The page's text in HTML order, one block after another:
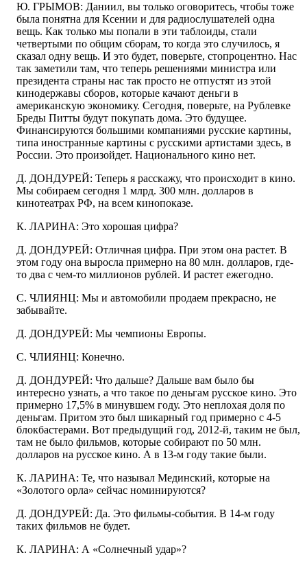
Ю. ГРЫМОВ: Даниил, вы только оговоритесь, чтобы тоже
была понятна для Ксении и для радиослушателей одна
вещь. Как только мы попали в эти таблоиды, стали
четвертыми по общим сборам, то когда это случилось, я
сказал одну вещь. И это будет, поверьте, стопроцентно. Нас
так заметили там, что теперь решениями министра или
президента страны нас так просто не отпустят из этой
кинодержавы сборов, которые качают деньги в
американскую экономику. Сегодня, поверьте, на Рублевке
Бреды Питты будут покупать дома. Это будущее.
Финансируются большими компаниями русские картины,
типа иностранные картины с русскими артистами здесь, в
России. Это произойдет. Национального кино нет.
Д. ДОНДУРЕЙ: Теперь я расскажу, что происходит в кино.
Мы собираем сегодня 1 млрд. 300 млн. долларов в
кинотеатрах РФ, на всем кинопоказе.
К. ЛАРИНА: Это хорошая цифра?
Д. ДОНДУРЕЙ: Отличная цифра. При этом она растет. В
этом году она выросла примерно на 80 млн. долларов, где-
то два с чем-то миллионов рублей. И растет ежегодно.
С. ЧЛИЯНЦ: Мы и автомобили продаем прекрасно, не
забывайте.
Д. ДОНДУРЕЙ: Мы чемпионы Европы.
С. ЧЛИЯНЦ: Конечно.
Д. ДОНДУРЕЙ: Что дальше? Дальше вам было бы
интересно узнать, а что такое по деньгам русское кино. Это
примерно 17,5% в минувшем году. Это неплохая доля по
деньгам. Притом это был шикарный год примерно с 4-5
блокбастерами. Вот предыдущий год, 2012-й, таким не был,
там не было фильмов, которые собирают по 50 млн.
долларов на русское кино. А в 13-м году такие были.
К. ЛАРИНА: Те, что называл Мединский, которые на
«Золотого орла» сейчас номинируются?
Д. ДОНДУРЕЙ: Да. Это фильмы-события. В 14-м году
таких фильмов не будет.
К. ЛАРИНА: А «Солнечный удар»?